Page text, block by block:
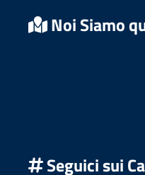
Noi Siamo
Seguici sui